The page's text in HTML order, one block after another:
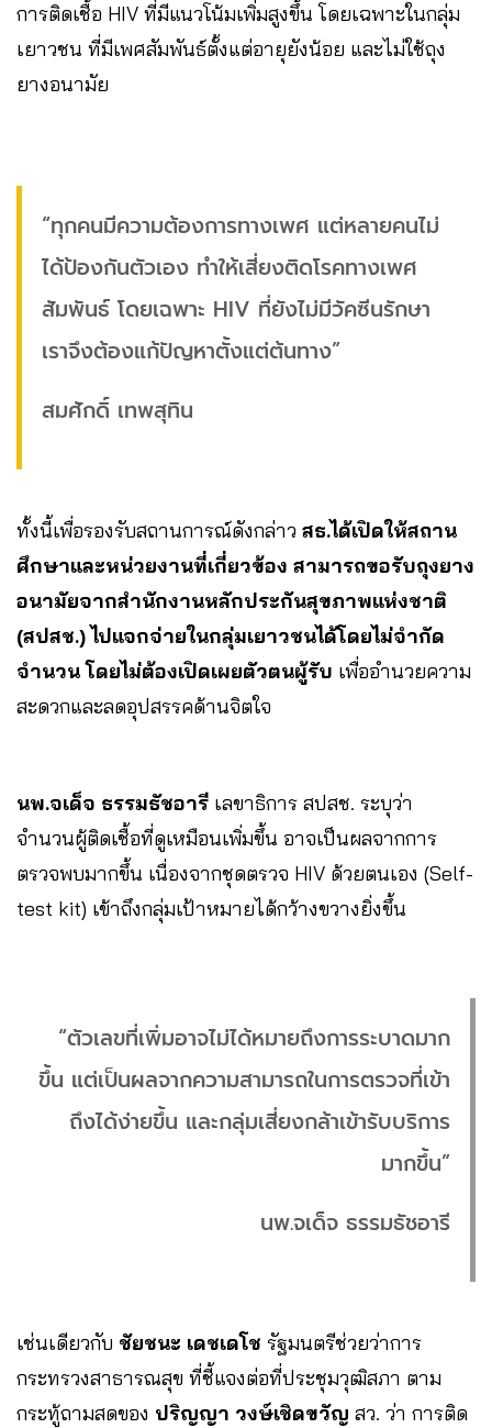
การติดเชื้อ HIV ที่มีแนวโน้มเพิ่มสูงขึ้น โดยเฉพาะในกลุ่ม
เยาวชน ที่มีเพศสัมพันธ์ตั้งแต่อายุยังน้อย และไม่ใช้ถุง
ยางอนามัย
“ทุกคนมีความต้องการทางเพศ แต่หลายคนไม่
ได้ป้องกันตัวเอง ทำให้เสี่ยงติดโรคทางเพศ
สัมพันธ์ โดยเฉพาะ HIV ที่ยังไม่มีวัคซีนรักษา
เราจึงต้องแก้ปัญหาตั้งแต่ต้นทาง”
สมศักดิ์ เทพสุทิน
ทั้งนี้เพื่อรองรับสถานการณ์ดังกล่าว สธ.ได้เปิดให้สถาน
ศึกษาและหน่วยงานที่เกี่ยวข้อง สามารถขอรับถุงยาง
อนามัยจากสำนักงานหลักประกันสุขภาพแห่งชาติ
(สปสช.) ไปแจกจ่ายในกลุ่มเยาวชนได้โดยไม่จำกัด
จำนวน โดยไม่ต้องเปิดเผยตัวตนผู้รับ เพื่ออำนวยความ
สะดวกและลดอุปสรรคด้านจิตใจ
นพ.จเด็จ ธรรมธัชอารี เลขาธิการ สปสช. ระบุว่า
จำนวนผู้ติดเชื้อที่ดูเหมือนเพิ่มขึ้น อาจเป็นผลจากการ
ตรวจพบมากขึ้น เนื่องจากชุดตรวจ HIV ด้วยตนเอง (Self-
test kit) เข้าถึงกลุ่มเป้าหมายได้กว้างขวางยิ่งขึ้น
“ตัวเลขที่เพิ่มอาจไม่ได้หมายถึงการระบาดมาก
ขึ้น แต่เป็นผลจากความสามารถในการตรวจที่เข้า
ถึงได้ง่ายขึ้น และกลุ่มเสี่ยงกล้าเข้ารับบริการ
มากขึ้น”
นพ.จเด็จ ธรรมธัชอารี
เช่นเดียวกับ ชัยชนะ เดชเดโช รัฐมนตรีช่วยว่าการ
กระทรวงสาธารณสุข ที่ชี้แจงต่อที่ประชุมวุฒิสภา ตาม
กระทู้ถามสดของ ปริญญา วงษ์เชิดขวัญ สว. ว่า การติด